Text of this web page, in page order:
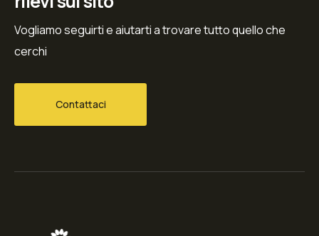
Vogliamo seguirti e aiutarti a trovare tutto quello che
cerchi
Contattaci